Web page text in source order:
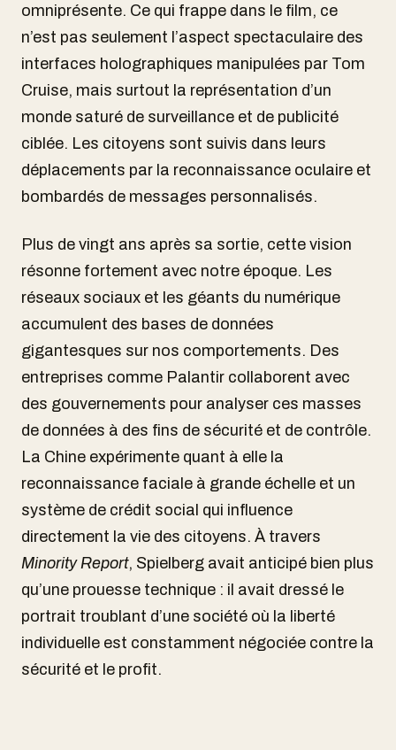
omniprésente. Ce qui frappe dans le film, ce
n’est pas seulement l’aspect spectaculaire des
interfaces holographiques manipulées par Tom
Cruise, mais surtout la représentation d’un
monde saturé de surveillance et de publicité
ciblée. Les citoyens sont suivis dans leurs
déplacements par la reconnaissance oculaire et
bombardés de messages personnalisés.
Plus de vingt ans après sa sortie, cette vision
résonne fortement avec notre époque. Les
réseaux sociaux et les géants du numérique
accumulent des bases de données
gigantesques sur nos comportements. Des
entreprises comme Palantir collaborent avec
des gouvernements pour analyser ces masses
de données à des fins de sécurité et de contrôle.
La Chine expérimente quant à elle la
reconnaissance faciale à grande échelle et un
système de crédit social qui influence
directement la vie des citoyens. À travers
Minority Report, Spielberg avait anticipé bien plus
qu’une prouesse technique : il avait dressé le
portrait troublant d’une société où la liberté
individuelle est constamment négociée contre la
sécurité et le profit.